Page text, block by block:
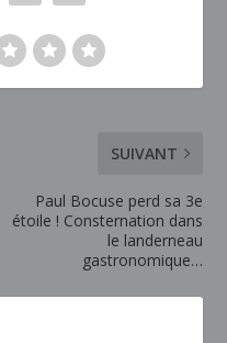
SUIVANT
Paul Bocuse perd sa 3e
étoile ! Consternation dans
le landerneau
gastronomique…